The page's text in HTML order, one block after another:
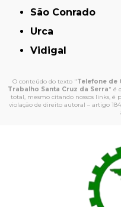
São Conrado
Urca
Vidigal
O conteúdo do texto "Telefone de
Trabalho Santa Cruz da Serra" é
total, mesmo citando nossos links, é
violação de direito autoral – artigo